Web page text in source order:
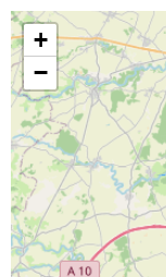
+
−